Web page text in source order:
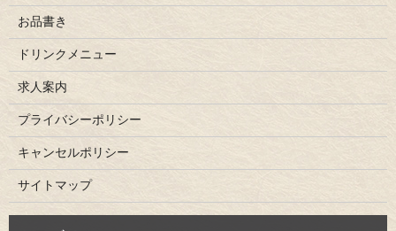
お品書き
ドリンクメニュー
求人案内
プライバシーポリシー
キャンセルポリシー
サイトマップ